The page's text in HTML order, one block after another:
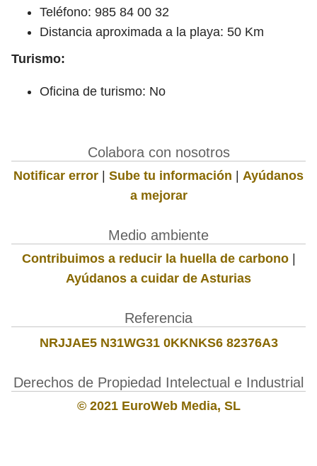
Teléfono: 985 84 00 32
Distancia aproximada a la playa: 50 Km
Turismo:
Oficina de turismo: No
Colabora con nosotros
Notificar error | Sube tu información | Ayúdanos
a mejorar
Medio ambiente
Contribuimos a reducir la huella de carbono|
Ayúdanos a cuidar de Asturias
Referencia
NRJJAE5 N31WG31 0KKNKS6 82376A3
Derechos de Propiedad Intelectual e Industrial
© 2021 EuroWeb Media, SL